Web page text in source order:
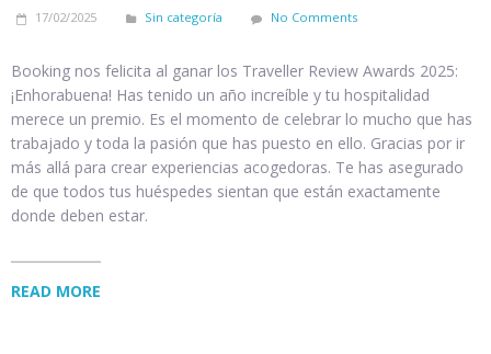
17/02/2025 Sin categoría No Comments
Booking nos felicita al ganar los Traveller Review Awards 2025:
¡Enhorabuena! Has tenido un año increíble y tu hospitalidad
merece un premio. Es el momento de celebrar lo mucho que has
trabajado y toda la pasión que has puesto en ello. Gracias por ir
más allá para crear experiencias acogedoras. Te has asegurado
de que todos tus huéspedes sientan que están exactamente
donde deben estar.
READ MORE